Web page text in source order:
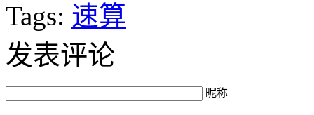
Tags: 速算
发表评论
昵称